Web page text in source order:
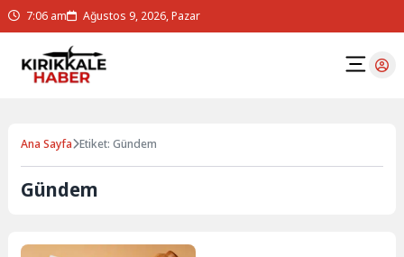
7:06 am Ağustos 9, 2026, Pazar
Ana Sayfa Etiket: Gündem
Gündem